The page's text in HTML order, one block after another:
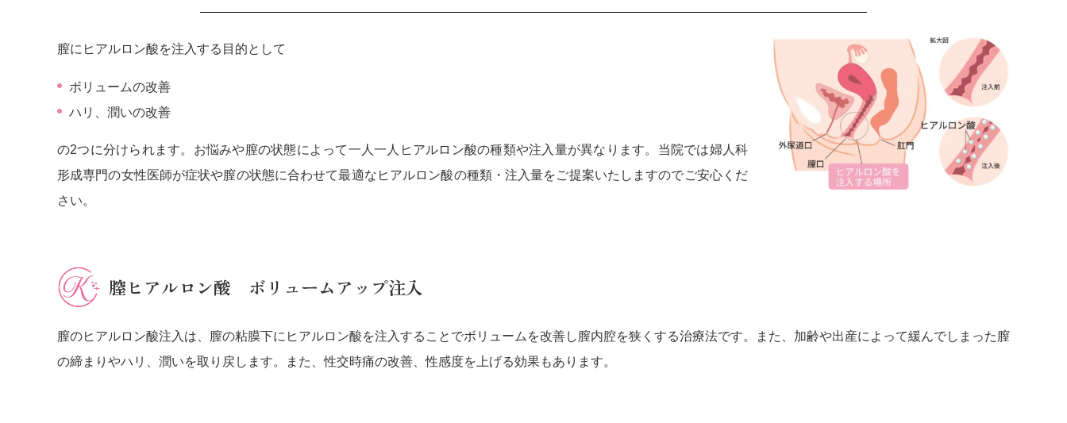
膣にヒアルロン酸を注入する目的として
ボリュームの改善
ハリ、潤いの改善
の2つに分けられます。お悩みや膣の状態によって一人一人ヒアルロン酸の種類や注入量が異なります。当院では婦人科
形成専門の女性医師が症状や膣の状態に合わせて最適なヒアルロン酸の種類・注入量をご提案いたしますのでご安心くだ
さい。
膣ヒアルロン酸 ボリュームアップ注入
膣のヒアルロン酸注入は、膣の粘膜下にヒアルロン酸を注入することでボリュームを改善し膣内腔を狭くする治療法です。また、加齢や出産によって緩んでしまった膣
の締まりやハリ、潤いを取り戻します。また、性交時痛の改善、性感度を上げる効果もあります。